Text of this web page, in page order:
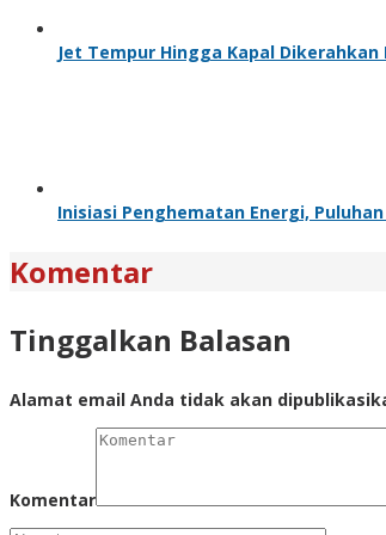
Jet Tempur Hingga Kapal Dikerahkan
Inisiasi Penghematan Energi,
Komentar
Tinggalkan Balasan
Alamat email Anda tidak akan
Komentar